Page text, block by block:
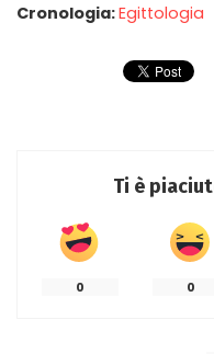
Cronologia:Egittologia
Ti è
0 0